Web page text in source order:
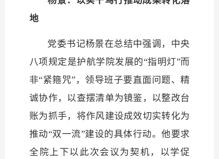
地
党委书记杨景在总结中强调，中央
八项规定是护航学院发展的“指明灯”而
非“紧箍咒”，领导班子要直面问题、精
诚协作，以查摆清单为镜鉴，以整改台
账为抓手，将作风建设成效切实转化为
推动“双一流”建设的具体行动。他要求
全院上下以此次会议为契机，以学促